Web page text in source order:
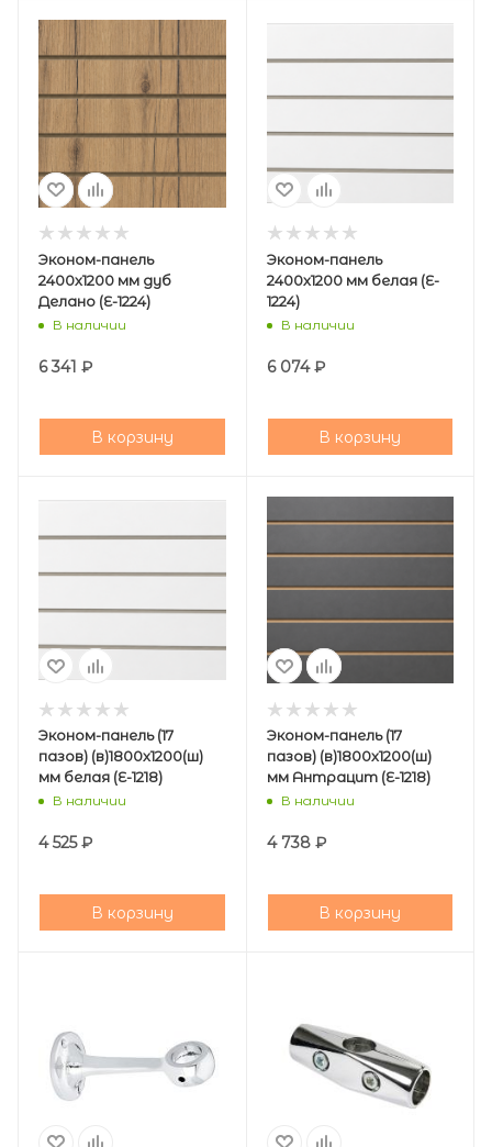
Эконом-панель
2400х1200 мм дуб
Делано (E-1224)
В наличии
6 341 ₽
В корзину
Эконом-панель
2400х1200 мм белая (E-
1224)
В наличии
6 074₽
В корзину
Эконом-панель (17
пазов) (в)1800х1200(ш)
мм белая (E-1218)
В наличии
4 525₽
В корзину
Эконом-панель (17
пазов) (в)1800х1200(ш)
мм Антрацит (E-1218)
В наличии
4 738₽
В корзину